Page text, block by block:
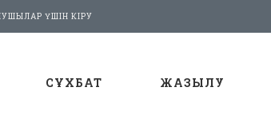
ҮШІН КІРУ
СҰХБАТ ЖАЗЫЛУ